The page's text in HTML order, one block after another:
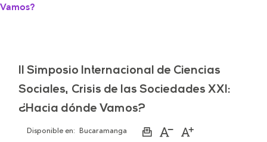
Vamos?
II Simposio Internacional de Ciencias
Sociales, Crisis de las Sociedades XXI:
¿Hacia dónde Vamos?
Disponible en: Bucaramanga
ImprimirAumentarDisminuir